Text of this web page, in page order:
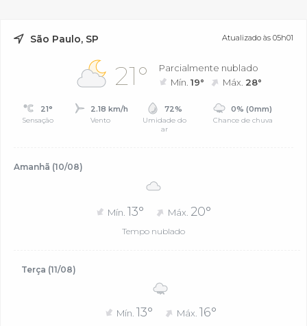
São Paulo, SP Atualizado às 05h01
21°
Parcialmente nublado
Mín.19° Máx. 28°
21°
Sensação
2.18 km/h
Vento
72%
Umidade do
ar
0% (0mm)
Chance de chuva
Amanhã (10/08)
Mín. 13° Máx. 20°
Tempo nublado
Terça (11/08)
Mín. 13° Máx. 16°